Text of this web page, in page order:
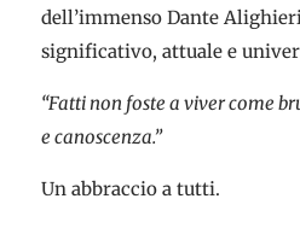
dell’immenso Dante
significativo, attuale e
“Fatti non foste a viver come
e canoscenza.”
Un abbraccio a tutti.